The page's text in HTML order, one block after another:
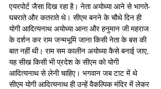
एयरपोर्ट जैसा दिख रहा है। नेता अयोध्या आने से भागते-
घबराते और कतराते थे। सीएम बनने के चौथे दिन ही
योगी आदित्यनाथ अयोध्या आना और हनुमान जी महराज
के दर्शन कर राम जन्मभूमि जाना किसी नेता के बस की
बात नहीं थी। राम सम कालीन अयोध्या कैसे बनाई जाए,
यह सीख किसी भी प्रदेश के सीएम को योगी
आदित्यनाथ से लेनी चाहिए। भगवान जब टाट में थे
सीएम योगी आदित्यनाथ ही उन्हें वैकल्पिक मंदिर में लेकर